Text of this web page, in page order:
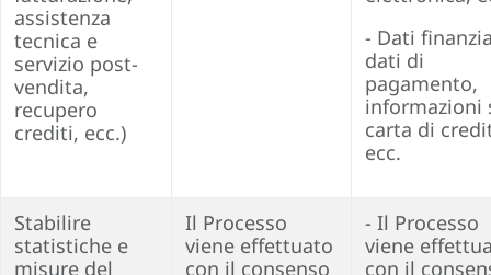
assistenza
tecnica e
servizio post-
vendita,
recupero
crediti, ecc.)
- Dati
dati di
pagamento,
informazioni
carta di
ecc.
Stabilire
statistiche e
misure del
Il Processo
viene effettuato
con il consenso
- Il Processo
viene
con il